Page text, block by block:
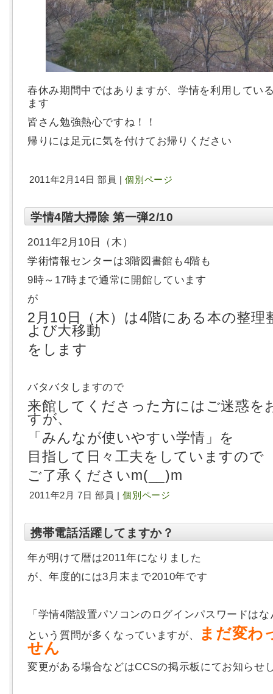
春休み期間中ではありますが、学情を利用してい
ます
皆さん勉強熱心ですね！！
帰りには足元に気を付けてお帰りください
2011年2月14日 部員 |個別ページ
学情4階大掃除 第一弾2/10
2011年2月10日（木）
学術情報センターは3階図書館も4階も
9時～17時まで通常に開館しています
が
2月10日（木）は4階にある本の整理
よび大移動
をします
バタバタしますので
来館してくださった方にはご迷惑を
すが、
「みんなが使いやすい学情」を
目指して日々工夫をしていますので
ご了承くださいm(__)m
2011年2月 7日 部員 |個別ページ
携帯電話活躍してますか？
年が明けて暦は2011年になりました
が、年度的には3月末まで2010年です
「学情4階設置パソコンのログインパスワードは
という質問が多くなっていますが、
まだ変わ
せん
変更がある場合などはCCSの掲示板にてお知らせ